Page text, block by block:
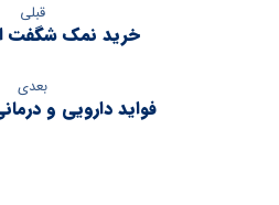
قبلی
خرید نمک شگفت
بعدی
فواید دارویی و